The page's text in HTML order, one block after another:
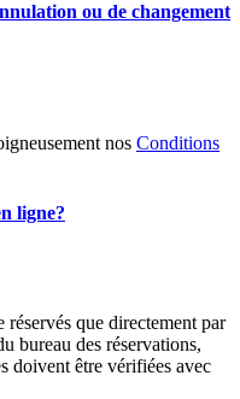
ou de changement
nos Conditions
ligne?
que directement par
bureau des réservations,
doivent être vérifiées avec